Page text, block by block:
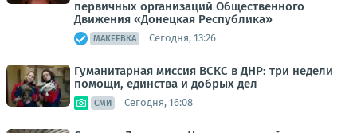
первичных организаций Общественного
Движения «Донецкая Республика»
МАКЕЕВКА Сегодня, 13:26
Гуманитарная миссия ВСКС в ДНР: три недели
помощи, единства и добрых дел
СМИ Сегодня, 16:08